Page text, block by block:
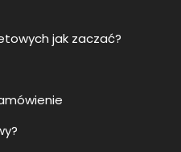
jak zaczać?